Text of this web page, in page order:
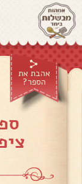
אהבת את
הספר?